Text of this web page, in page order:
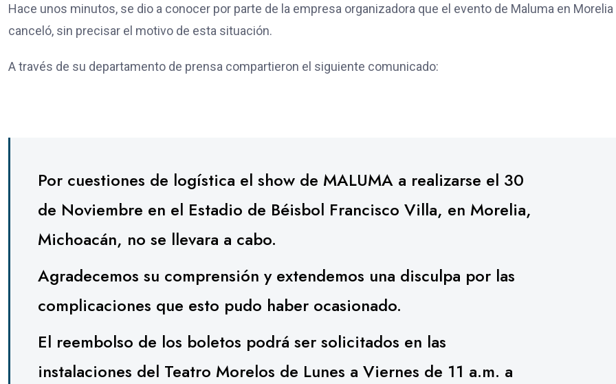
Hace unos minutos, se dio a conocer por parte de la empresa organizadora que el evento de Maluma en
canceló, sin precisar el motivo de esta situación.
A través de su departamento de prensa compartieron el siguiente comunicado:
Por cuestiones de logística el show de MALUMA a realizarse el 30
de Noviembre en el Estadio de Béisbol Francisco Villa, en Morelia,
Michoacán, no se llevara a cabo.
Agradecemos su comprensión y extendemos una disculpa por las
complicaciones que esto pudo haber ocasionado.
El reembolso de los boletos podrá ser solicitados en las
instalaciones del Teatro Morelos de Lunes a Viernes de 11 a.m. a